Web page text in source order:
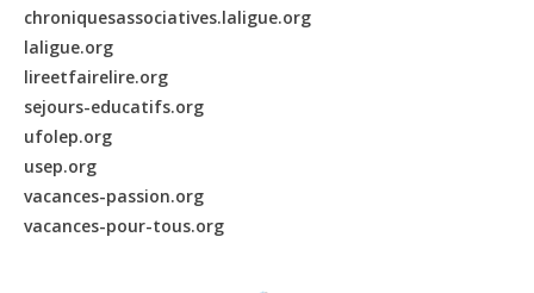
chroniquesassociatives.laligue.org
laligue.org
lireetfairelire.org
sejours-educatifs.org
ufolep.org
usep.org
vacances-passion.org
vacances-pour-tous.org